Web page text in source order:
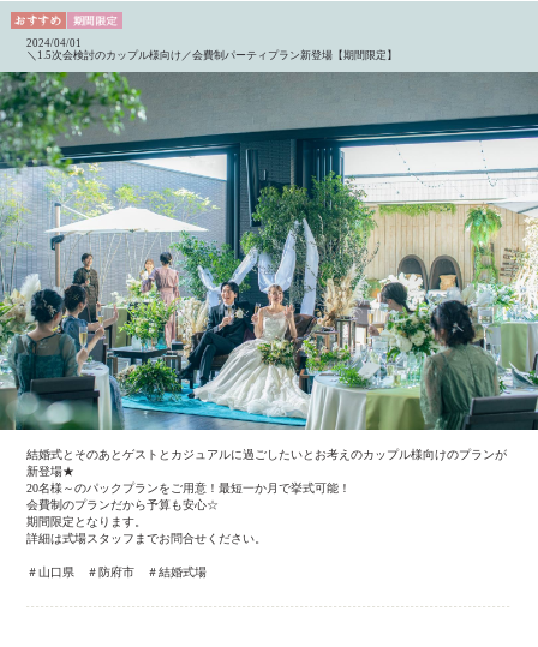
2024/04/01
＼1.5次会検討のカップル様向け／会費制パーティプラン新登場【期間限定】
結婚式とそのあとゲストとカジュアルに過ごしたいとお考えのカップル様向けのプランが
新登場★
20名様～のパックプランをご用意！最短一か月で挙式可能！
会費制のプランだから予算も安心☆
期間限定となります。
詳細は式場スタッフまでお問合せください。
＃山口県 ＃防府市 ＃結婚式場